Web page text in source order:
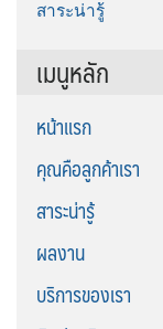
สาระน่ารู้
เมนูหลัก
หน้าแรก
คุณคือลูกค้าเรา
สาระน่ารู้
ผลงาน
บริการของเรา